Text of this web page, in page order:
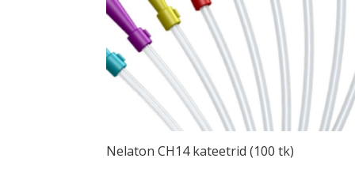
Nelaton CH14 kateetrid (100 tk)